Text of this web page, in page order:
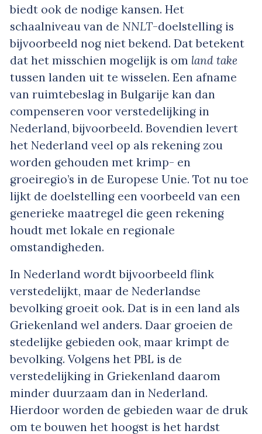
biedt ook de nodige kansen. Het
schaalniveau van de NNLT-doelstelling is
bijvoorbeeld nog niet bekend. Dat betekent
dat het misschien mogelijk is om land take
tussen landen uit te wisselen. Een afname
van ruimtebeslag in Bulgarije kan dan
compenseren voor verstedelijking in
Nederland, bijvoorbeeld. Bovendien levert
het Nederland veel op als rekening zou
worden gehouden met krimp- en
groeiregio’s in de Europese Unie. Tot nu toe
lijkt de doelstelling een voorbeeld van een
generieke maatregel die geen rekening
houdt met lokale en regionale
omstandigheden.
In Nederland wordt bijvoorbeeld flink
verstedelijkt, maar de Nederlandse
bevolking groeit ook. Dat is in een land als
Griekenland wel anders. Daar groeien de
stedelijke gebieden ook, maar krimpt de
bevolking. Volgens het PBL is de
verstedelijking in Griekenland daarom
minder duurzaam dan in Nederland.
Hierdoor worden de gebieden waar de druk
om te bouwen het hoogst is het hardst